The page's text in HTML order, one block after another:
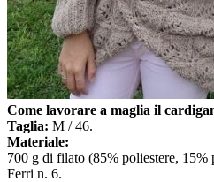
Come lavorare a maglia il
Taglia: M / 46.
Materiale:
700 g di filato (85% poliestere, 15%
Ferri n. 6.